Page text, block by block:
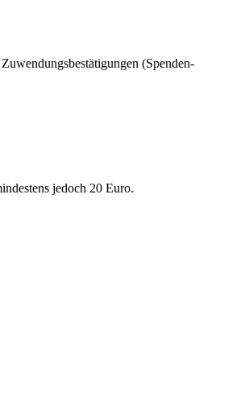
(Spenden­
jedoch 20 Euro.